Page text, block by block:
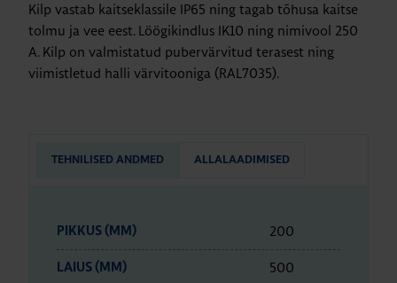
Kilp vastab kaitseklassile IP65 ning tagab tõhusa kaitse
tolmu ja vee eest. Löögikindlus IK10 ning nimivool 250
A. Kilp on valmistatud pubervärvitud terasest ning
viimistletud halli värvitooniga (RAL7035).
TEHNILISED ANDMED ALLALAADIMISED
PIKKUS (MM) 200
LAIUS (MM) 500